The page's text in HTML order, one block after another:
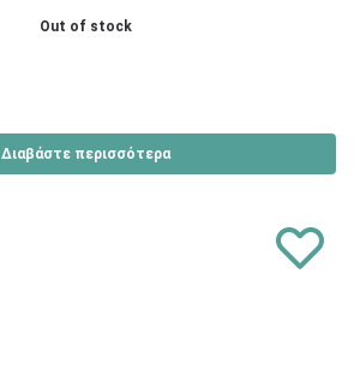
Out of stock
Διαβάστε περισσότερα